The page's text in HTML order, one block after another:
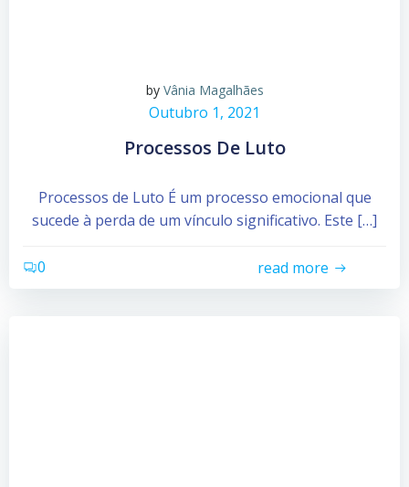
by Vânia Magalhães
Outubro 1, 2021
Processos De Luto
Processos de Luto É um processo emocional que
sucede à perda de um vínculo significativo. Este […]
0 read more